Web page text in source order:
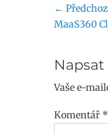
pro
←
Předchozí
MaaS360
Vaše e-
Komentář *